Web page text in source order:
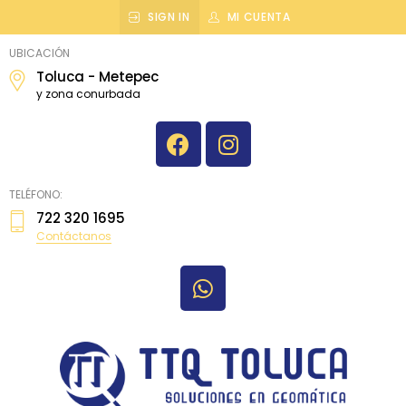
SIGN IN MI CUENTA
topografiatoluca
UBICACIÓN
Toluca - Metepec
y zona conurbada
TELÉFONO:
722 320 1695
Contáctanos